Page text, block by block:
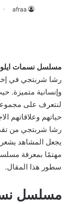
afraa
مسلسل نسمات ايلول الحلقة 1
رشا شربتجي في
وإنسانية متميزة.
لنتعرف على
حياتهم وعلاقاتهم
رشا شربتجي من
يجعل المشاهد
سطور هذا المقال.
مسلسل نسمات